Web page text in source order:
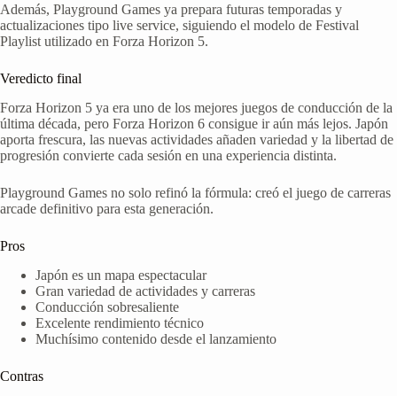
Además, Playground Games ya prepara futuras temporadas y
actualizaciones tipo live service, siguiendo el modelo de Festival
Playlist utilizado en Forza Horizon 5.
Veredicto final
Forza Horizon 5 ya era uno de los mejores juegos de conducción de la
última década, pero Forza Horizon 6 consigue ir aún más lejos. Japón
aporta frescura, las nuevas actividades añaden variedad y la libertad de
progresión convierte cada sesión en una experiencia distinta.
Playground Games no solo refinó la fórmula: creó el juego de carreras
arcade definitivo para esta generación.
Pros
Japón es un mapa espectacular
Gran variedad de actividades y carreras
Conducción sobresaliente
Excelente rendimiento técnico
Muchísimo contenido desde el lanzamiento
Contras